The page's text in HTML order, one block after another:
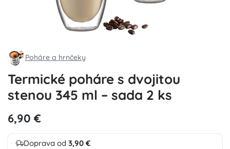
Poháre a hrnčeky
Termické poháre s dvojitou
stenou 345 ml – sada 2 ks
6,90 €
Doprava od 3,90 €